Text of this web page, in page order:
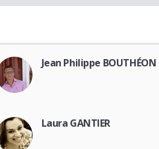
Jean Philippe BOUTHÉON
Laura GANTIER